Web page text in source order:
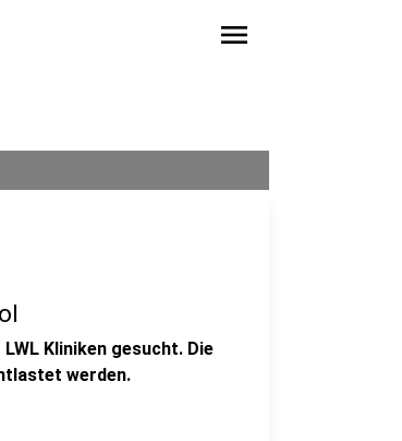
menu
Kliniken gesucht. Die
werden.